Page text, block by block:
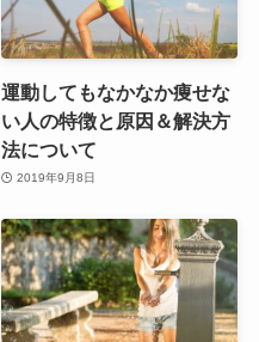
運動してもなかなか痩せな
い人の特徴と原因＆解決方
法について
2019年9月8日